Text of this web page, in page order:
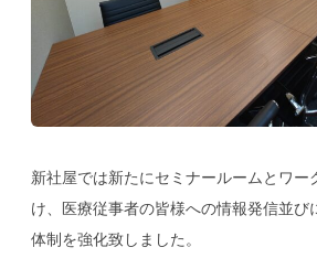
新社屋では新たにセミナールームとワー
け、医療従事者の皆様への情報発信並び
体制を強化致しました。